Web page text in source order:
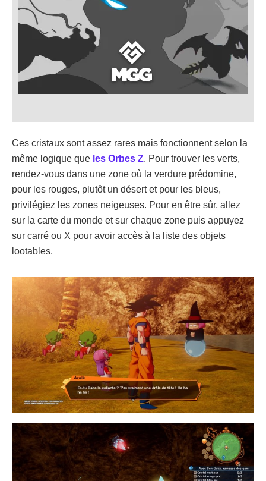
Ces cristaux sont assez rares mais fonctionnent selon la
même logique que les Orbes Z. Pour trouver les verts,
rendez-vous dans une zone où la verdure prédomine,
pour les rouges, plutôt un désert et pour les bleus,
privilégiez les zones neigeuses. Pour en être sûr, allez
sur la carte du monde et sur chaque zone puis appuyez
sur carré ou X pour avoir accès à la liste des objets
lootables.